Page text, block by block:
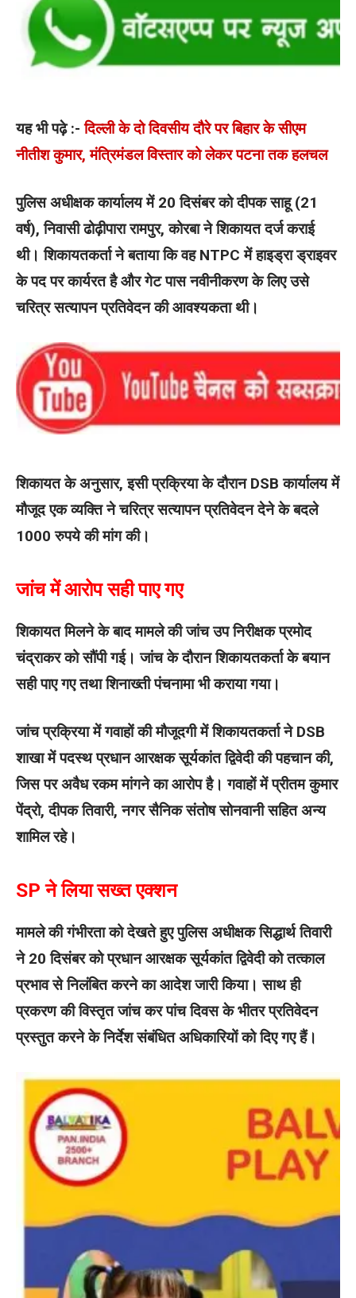
यह भी पढ़े :-दिल्ली के दो दिवसीय दौरे पर बिहार के सीएम
नीतीश कुमार, मंत्रिमंडल विस्तार को लेकर पटना तक हलचल
पुलिस अधीक्षक कार्यालय में 20 दिसंबर को दीपक साहू (21
वर्ष), निवासी ढोढ़ीपारा रामपुर, कोरबा ने शिकायत दर्ज कराई
थी। शिकायतकर्ता ने बताया कि वह NTPC में हाइड्रा ड्राइवर
के पद पर कार्यरत है और गेट पास नवीनीकरण के लिए उसे
चरित्र सत्यापन प्रतिवेदन की आवश्यकता थी।
शिकायत के अनुसार, इसी प्रक्रिया के दौरान DSB कार्यालय में
मौजूद एक व्यक्ति ने चरित्र सत्यापन प्रतिवेदन देने के बदले
1000 रुपये की मांग की।
जांच में आरोप सही पाए गए
शिकायत मिलने के बाद मामले की जांच उप निरीक्षक प्रमोद
चंद्राकर को सौंपी गई। जांच के दौरान शिकायतकर्ता के बयान
सही पाए गए तथा शिनाख्ती पंचनामा भी कराया गया।
जांच प्रक्रिया में गवाहों की मौजूदगी में शिकायतकर्ता ने DSB
शाखा में पदस्थ प्रधान आरक्षक सूर्यकांत द्विवेदी की पहचान की,
जिस पर अवैध रकम मांगने का आरोप है। गवाहों में प्रीतम कुमार
पेंद्रो, दीपक तिवारी, नगर सैनिक संतोष सोनवानी सहित अन्य
शामिल रहे।
SP ने लिया सख्त एक्शन
मामले की गंभीरता को देखते हुए पुलिस अधीक्षक सिद्धार्थ तिवारी
ने 20 दिसंबर को प्रधान आरक्षक सूर्यकांत द्विवेदी को तत्काल
प्रभाव से निलंबित करने का आदेश जारी किया। साथ ही
प्रकरण की विस्तृत जांच कर पांच दिवस के भीतर प्रतिवेदन
प्रस्तुत करने के निर्देश संबंधित अधिकारियों को दिए गए हैं।